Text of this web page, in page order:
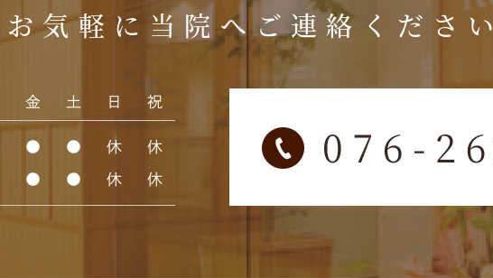
気軽に 当院へご連絡ください
金 土 日 祝
● ● 休 休
● ● 休 休